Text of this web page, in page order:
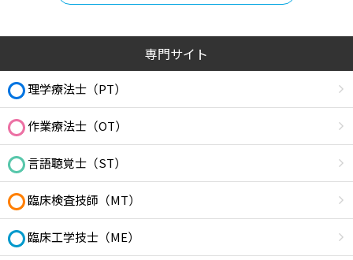
専門サイト
理学療法士（PT）
作業療法士（OT）
言語聴覚士（ST）
臨床検査技師（MT）
臨床工学技士（ME）